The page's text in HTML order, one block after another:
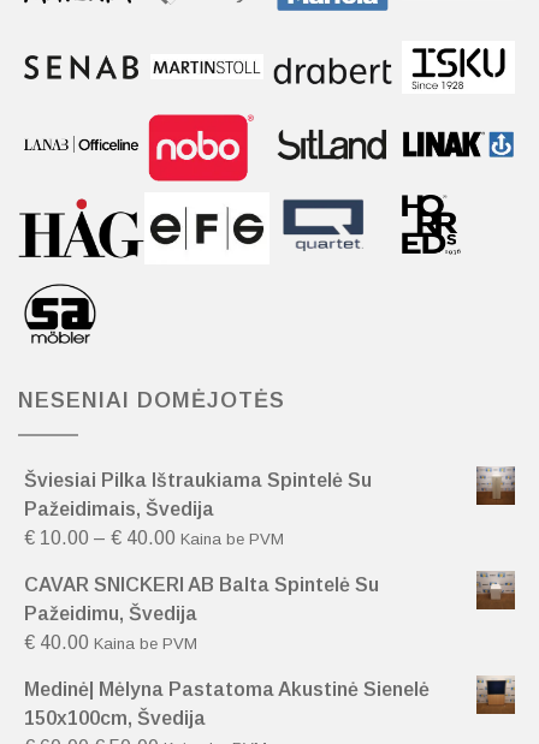
NESENIAI DOMĖJOTĖS
Šviesiai Pilka Ištraukiama Spintelė Su
Pažeidimais, Švedija
€ 10.00 – € 40.00 Kaina be PVM
CAVAR SNICKERI AB Balta Spintelė Su
Pažeidimu, Švedija
€ 40.00 Kaina be PVM
Medinė| Mėlyna Pastatoma Akustinė Sienelė
150x100cm, Švedija